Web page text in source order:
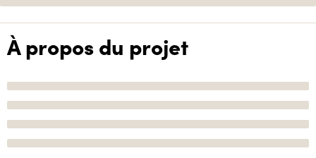
À propos du projet